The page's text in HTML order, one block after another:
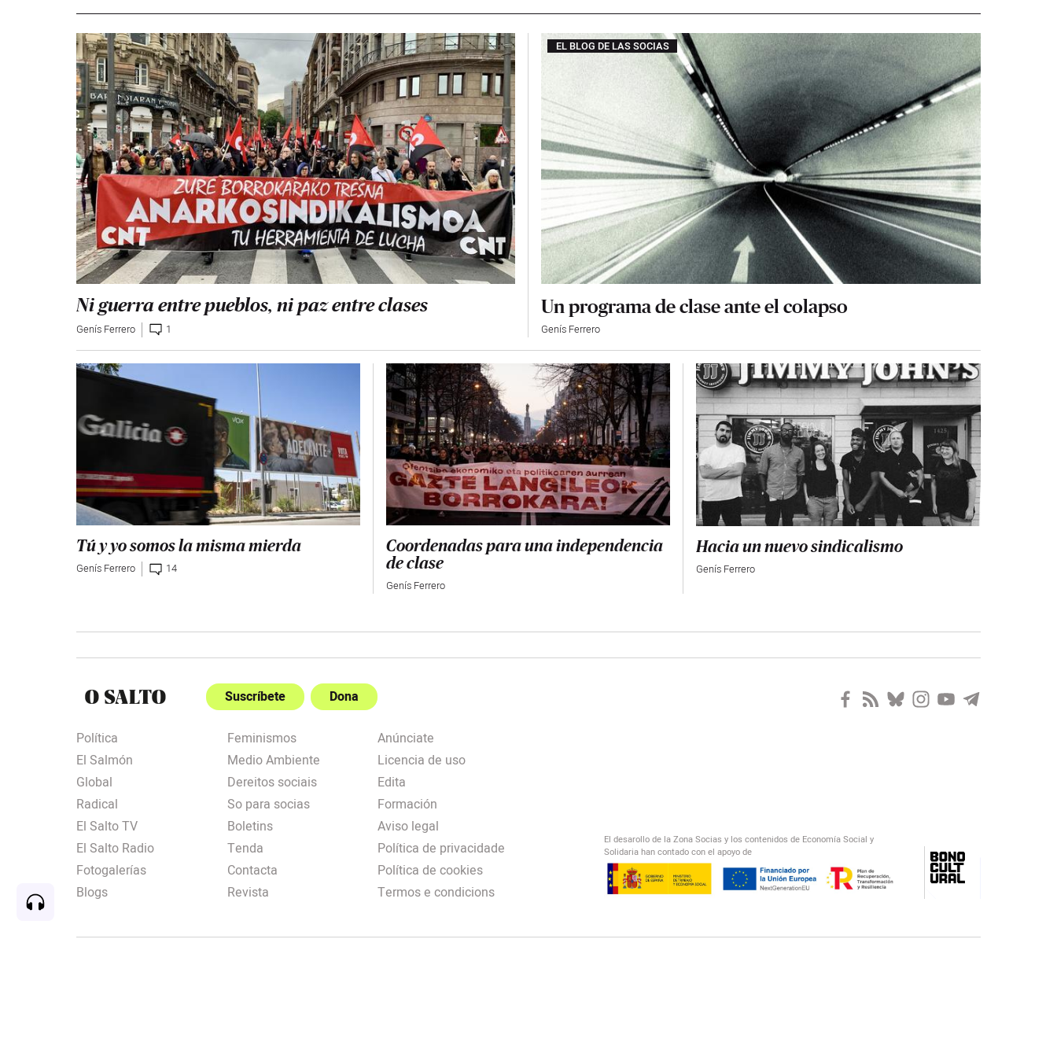
Ni guerra entre pueblos, ni paz entre clases
Genís Ferrero 1
EL BLOG DE LAS SOCIAS
Un programa de clase ante el colapso
Genís Ferrero
Tú y yo somos la misma mierda
Genís Ferrero 14
Coordenadas para una independencia
de clase
Genís Ferrero
Hacia un nuevo sindicalismo
Genís Ferrero
Suscríbete Dona
Política
El Salmón
Global
Radical
El Salto TV
El Salto Radio
Fotogalerías
Blogs
Feminismos
Medio Ambiente
Dereitos sociais
So para socias
Boletins
Tenda
Contacta
Revista
Anúnciate
Licencia de uso
Edita
Formación
Aviso legal
Política de privacidade
Política de cookies
Termos e condicions
El desarollo de la Zona Socias y los contenidos de Economía Social y
Solidaria han contado con el apoyo de